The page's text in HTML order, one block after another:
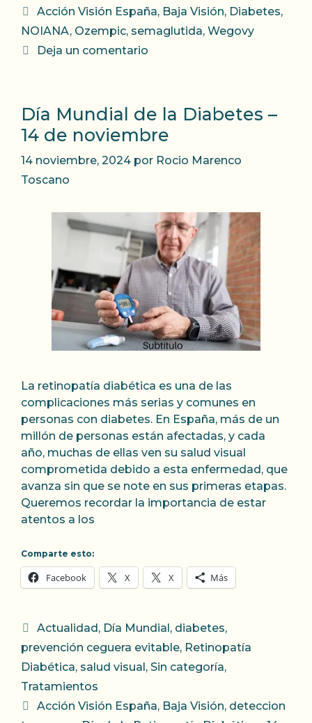
Etiquetas
Acción Visión España, Baja Visión, Diabetes,
NOIANA, Ozempic, semaglutida, Wegovy
Deja un comentario
Día Mundial de la Diabetes –
14 de noviembre
14 noviembre, 2024 por Rocio Marenco
Toscano
La retinopatía diabética es una de las
complicaciones más serias y comunes en
personas con diabetes. En España, más de un
millón de personas están afectadas, y cada
año, muchas de ellas ven su salud visual
comprometida debido a esta enfermedad, que
avanza sin que se note en sus primeras etapas.
Queremos recordar la importancia de estar
atentos a los
Comparte esto:
Facebook X X Más
Categorías
Actualidad , Día Mundial , diabetes,
prevención ceguera evitable, Retinopatía
Diabética, salud visual , Sin categoría,
Tratamientos
Etiquetas
Acción Visión España, Baja Visión, deteccion